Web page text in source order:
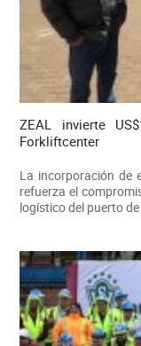
ZEAL invierte
Forkliftcenter
La incorporación de
refuerza el
logístico del puerto